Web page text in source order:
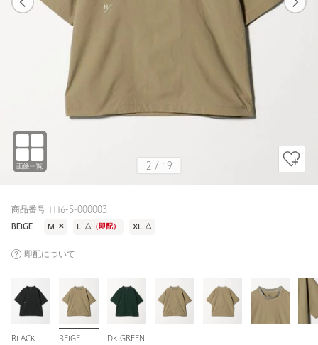
2 / 19
商品番号 1116-5-000003
BEIGE M ✕ L △ （即配） XL △
即配について
BLACK BEIGE DK.GREEN